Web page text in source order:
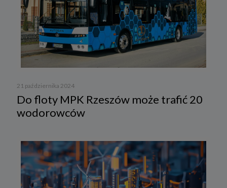
21 października 2024
Do floty MPK Rzeszów może trafić 20
wodorowców